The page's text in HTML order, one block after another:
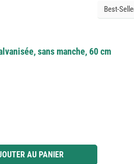
sans manche, 60 cm
utilisez les boutons pour augmenter ou
AU PANIER